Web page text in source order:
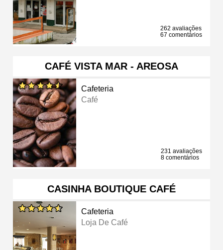
262 avaliações
67 comentários
CAFÉ VISTA MAR - AREOSA
Cafeteria
Café
231 avaliações
8 comentários
CASINHA BOUTIQUE CAFÉ
Cafeteria
Loja De Café